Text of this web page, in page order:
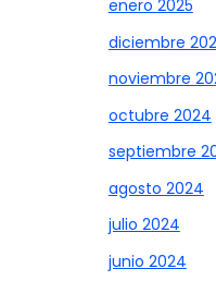
enero 2025
diciembre
noviembre
octubre 2024
septiembre
agosto 2024
julio 2024
junio 2024